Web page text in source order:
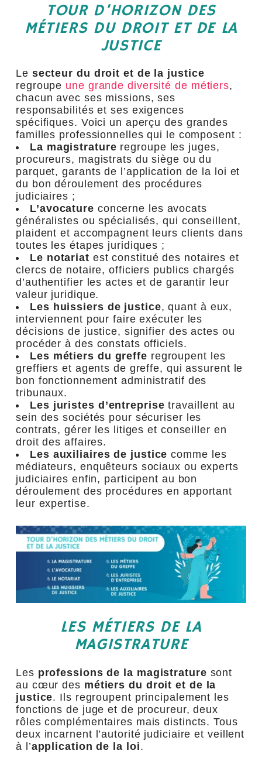
TOUR D’HORIZON DES
MÉTIERS DU DROIT ET DE LA
JUSTICE
Le secteur du droit et de la justice
regroupe une grande diversité de métiers,
chacun avec ses missions, ses
responsabilités et ses exigences
spécifiques. Voici un aperçu des grandes
familles professionnelles qui le composent :
La magistrature regroupe les juges,
procureurs, magistrats du siège ou du
parquet, garants de l’application de la loi et
du bon déroulement des procédures
judiciaires ;
L’avocature concerne les avocats
généralistes ou spécialisés, qui conseillent,
plaident et accompagnent leurs clients dans
toutes les étapes juridiques ;
Le notariat est constitué des notaires et
clercs de notaire, officiers publics chargés
d’authentifier les actes et de garantir leur
valeur juridique.
Les huissiers de justice, quant à eux,
interviennent pour faire exécuter les
décisions de justice, signifier des actes ou
procéder à des constats officiels.
Les métiers du greffe regroupent les
greffiers et agents de greffe, qui assurent le
bon fonctionnement administratif des
tribunaux.
Les juristes d’entreprise travaillent au
sein des sociétés pour sécuriser les
contrats, gérer les litiges et conseiller en
droit des affaires.
Les auxiliaires de justice comme les
médiateurs, enquêteurs sociaux ou experts
judiciaires enfin, participent au bon
déroulement des procédures en apportant
leur expertise.
LES MÉTIERS DE LA
MAGISTRATURE
Les professions de la magistrature sont
au cœur des métiers du droit et de la
justice. Ils regroupent principalement les
fonctions de juge et de procureur, deux
rôles complémentaires mais distincts. Tous
deux incarnent l’autorité judiciaire et veillent
à l’application de la loi.